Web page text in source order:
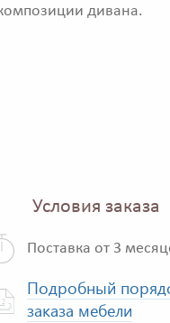
дивана.
Условия заказа
Поставка от 3
Подробный
заказа мебели